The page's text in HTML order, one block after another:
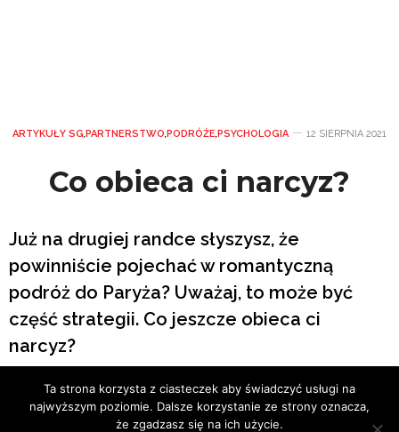
ARTYKUŁY SG,PARTNERSTWO,PODRÓŻE,PSYCHOLOGIA 12 SIERPNIA 2021
Co obieca ci narcyz?
Już na drugiej randce słyszysz, że
powinniście pojechać w romantyczną
podróż do Paryża? Uważaj, to może być
część strategii. Co jeszcze obieca ci
narcyz?
Tekst: Sylwia Skorstad
Ta strona korzysta z ciasteczek aby świadczyć usługi na
najwyższym poziomie. Dalsze korzystanie ze strony oznacza,
że zgadzasz się na ich użycie.